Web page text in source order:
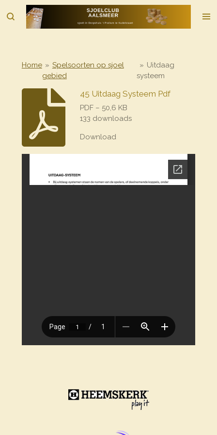
direct
Home » Spelsoorten op sjoel
gebied
» Uitdaag
systeem
45 Uitdaag Systeem Pdf
PDF – 50,6 KB
133 downloads
Download